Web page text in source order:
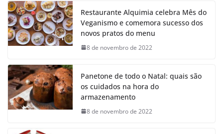
Restaurante Alquimia celebra Mês do
Veganismo e comemora sucesso dos
novos pratos do menu
8 de novembro de 2022
Panetone de todo o Natal: quais são
os cuidados na hora do
armazenamento
8 de novembro de 2022